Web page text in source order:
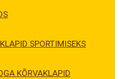
SPORTIMISEKS
KÕRVAKLAPID